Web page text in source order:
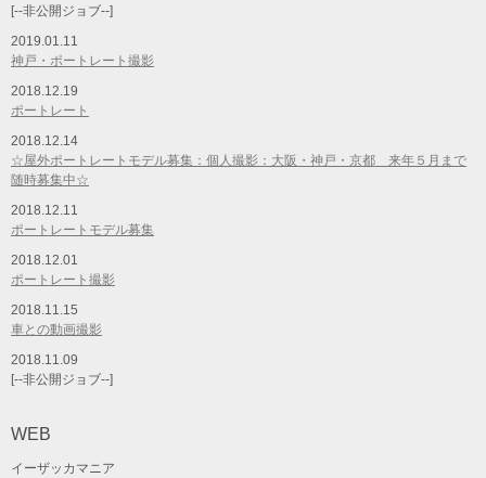
[--非公開ジョブ--]
2019.01.11
神戸・ポートレート撮影
2018.12.19
ポートレート
2018.12.14
☆屋外ポートレートモデル募集：個人撮影：大阪・神戸・京都 来年５月まで
随時募集中☆
2018.12.11
ポートレートモデル募集
2018.12.01
ポートレート撮影
2018.11.15
車との動画撮影
2018.11.09
[--非公開ジョブ--]
WEB
イーザッカマニア